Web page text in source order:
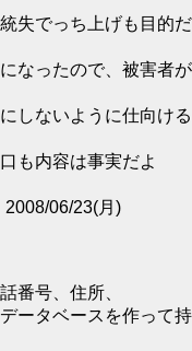
失でっち上げも目的だ
なったので、被害者が
しないように仕向ける
も内容は事実だよ
2008/06/23(月)
番号、住所、
ータベースを作って持